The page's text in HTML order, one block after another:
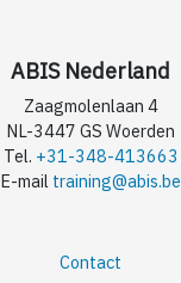
ABIS Nederland
Zaagmolenlaan 4
NL-3447 GS Woerden
Tel. +31-348-413663
E-mail training@abis.be
Contact